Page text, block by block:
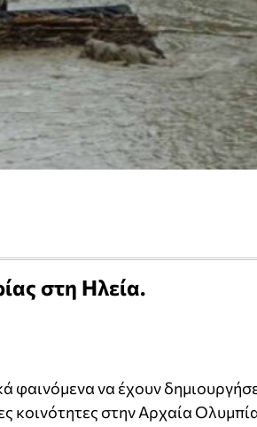
στη Ηλεία.
φαινόμενα να έχουν
κοινότητες στην Αρχαία